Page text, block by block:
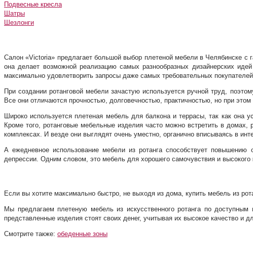
Подвесные кресла
Шатры
Шезлонги
Салон «Victoria» предлагает большой выбор плетеной мебели в Челябинске с
она делает возможной реализацию самых разнообразных дизайнерских
максимально удовлетворить запросы даже самых требовательных
При создании ротанговой мебели зачастую используется ручной труд,
Все они отличаются прочностью, долговечностью, практичностью, но при
Широко используется плетеная мебель для балкона и террасы, так как она
Кроме того, ротанговые мебельные изделия часто можно встретить в
комплексах. И везде они выглядят очень уместно, органично вписываясь в
А ежедневное использование мебели из ротанга способствует повышению
депрессии. Одним словом, это мебель для хорошего самочувствия и высокого
Если вы хотите максимально быстро, не выходя из дома, купить мебель из
Мы предлагаем плетеную мебель из искусственного ротанга по
представленные изделия стоят своих денег, учитывая их высокое качество
Смотрите также: обеденные зоны